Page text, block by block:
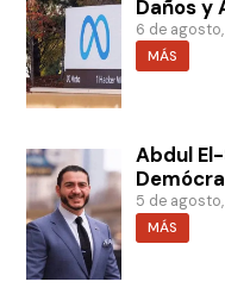
Daños y
6 de
MÁS
Abdul
5 de
MÁS